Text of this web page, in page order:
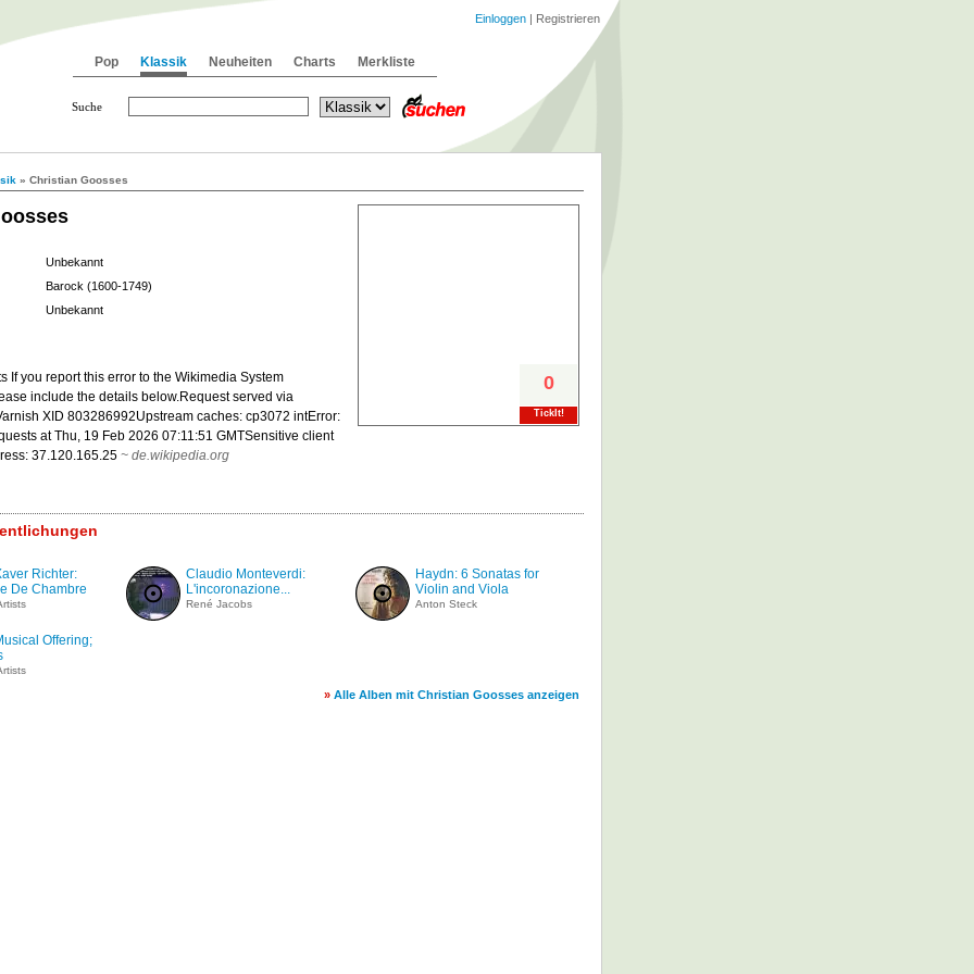
» Christian Goosses
0
TickIt!
Unbekannt
Barock (1600-1749)
Unbekannt
If you report this error to the Wikimedia System
include the details below.Request served via
XID 803286992Upstream caches: cp3072 intError:
at Thu, 19 Feb 2026 07:11:51 GMTSensitive client
37.120.165.25 ~ de.wikipedia.org
Richter:
De Chambre
Claudio Monteverdi:
L'incoronazione...
René Jacobs
Haydn: 6 Sonatas for
Violin and Viola
Anton Steck
Offering;
» Alle Alben mit Christian Goosses anzeigen
Pop Klassik Neuheiten Charts Merkliste
Einloggen | Registrieren
Suche